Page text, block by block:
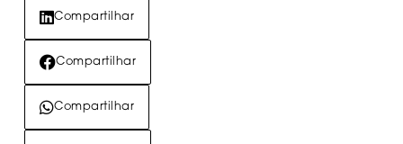
Compartilhar
Compartilhar
Compartilhar